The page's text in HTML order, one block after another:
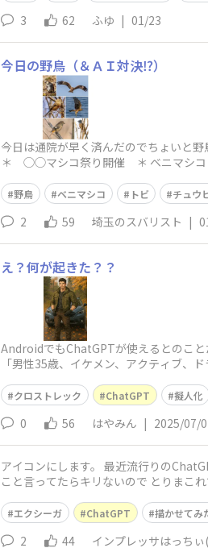
3 62 ふゆ | 01/23
今日の野鳥（＆ＡＩ対決⁉️）
今日は通院が早く済んだのでちょいと
＊ ◯◯マシコ祭り開催 ＊ ベニマシコ？
野鳥 ベニマシコ トビ チュウ
2 59 埼玉のスバリスト |
え？何が起きた？？
AndroidでもChatGPTが使えるとのことだっ
「男性35歳、イケメン、アクティブ、
クロストレック ChatGPT 擬人化
0 56 はやみん | 2025/07/
アイコンにします。 最近流行りのChatGPTに作らせました。 正直納得できるような感じじゃ
こと言ってたらキリないので とりまこれでいいや() 追記:「あれ?インプじゃないの?」と思いましたか? インプは
エクシーガ ChatGPT 描かせてみ
2 44 インプレッサはっち